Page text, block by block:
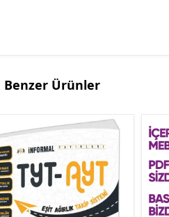
Benzer Ürünler